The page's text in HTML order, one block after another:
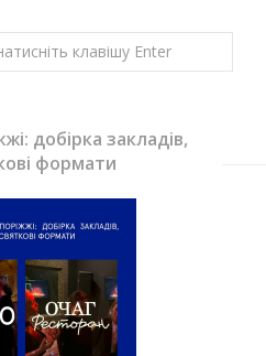
добірка закладів,
формати